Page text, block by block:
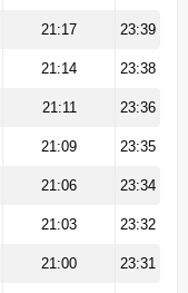
21:17 23:39
21:14 23:38
21:11 23:36
21:09 23:35
21:06 23:34
21:03 23:32
21:00 23:31